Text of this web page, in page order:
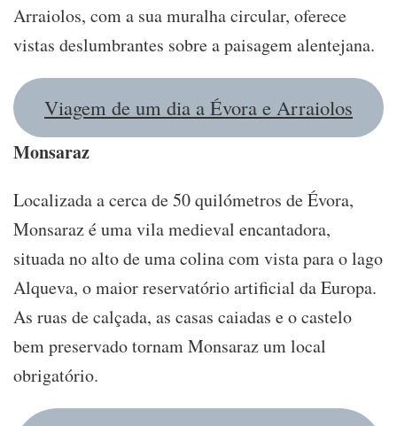
Arraiolos, com a sua muralha circular, oferece
vistas deslumbrantes sobre a paisagem alentejana.
Viagem de um dia a Évora e Arraiolos
Monsaraz
Localizada a cerca de 50 quilómetros de Évora,
Monsaraz é uma vila medieval encantadora,
situada no alto de uma colina com vista para o lago
Alqueva, o maior reservatório artificial da Europa.
As ruas de calçada, as casas caiadas e o castelo
bem preservado tornam Monsaraz um local
obrigatório.